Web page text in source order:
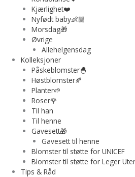
Kjærlighet❤️
Nyfødt baby👶🏼
Morsdag🎁
Øvrige
Allehelgensdag
Kolleksjoner
Påskeblomster🐣
Høstblomster🍂
Planter🌱
Roser🌹
Til han
Til henne
Gavesett🎁
Gavesett til henne
Blomster til støtte for UNICEF
Blomster til støtte for Leger
Tips & Råd